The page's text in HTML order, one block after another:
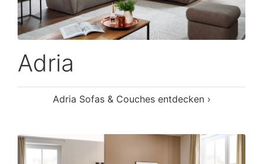
Adria
Adria Sofas & Couches entdecken ›